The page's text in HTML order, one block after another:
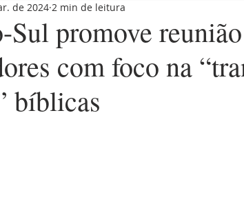
promove
com foco na
bíblicas
de 2024 2 min de leitura